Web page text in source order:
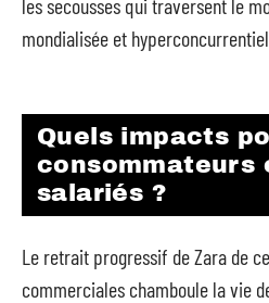
les secousses qui traversent le
mondialisée et
Quels impacts
consommateurs
salariés ?
Le retrait progressif de Zara de
commerciales chamboule la vie